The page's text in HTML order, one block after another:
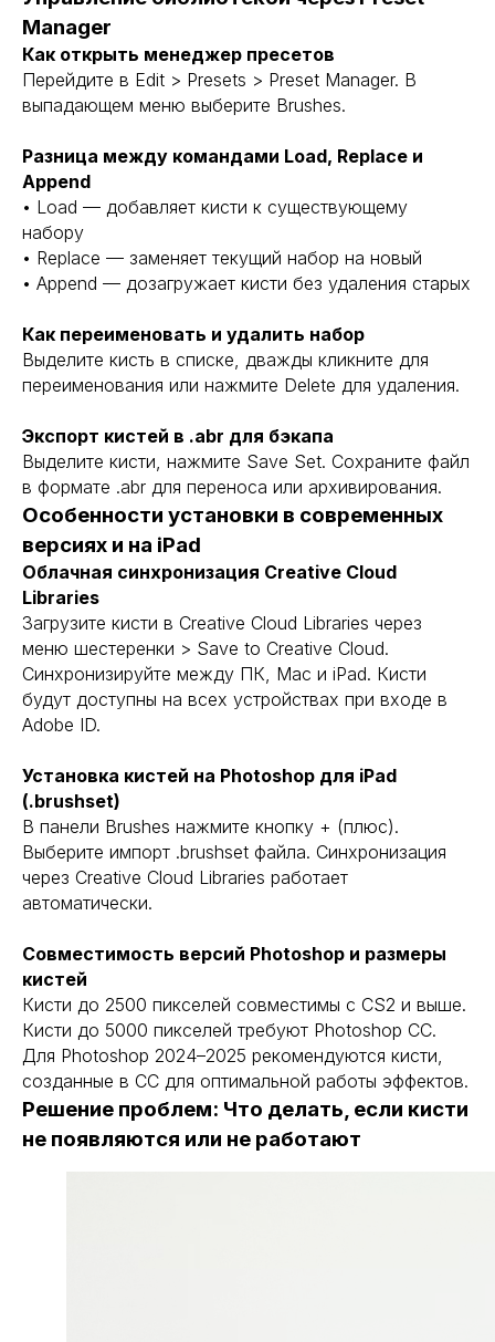
Manager
Как открыть менеджер пресетов
Перейдите в Edit > Presets > Preset Manager. В
выпадающем меню выберите Brushes.
Разница между командами Load, Replace и
Append
• Load — добавляет кисти к существующему
набору
• Replace — заменяет текущий набор на новый
• Append — дозагружает кисти без удаления старых
Как переименовать и удалить набор
Выделите кисть в списке, дважды кликните для
переименования или нажмите Delete для удаления.
Экспорт кистей в .abr для бэкапа
Выделите кисти, нажмите Save Set. Сохраните файл
в формате .abr для переноса или архивирования.
Особенности установки в современных
версиях и на iPad
Облачная синхронизация Creative Cloud
Libraries
Загрузите кисти в Creative Cloud Libraries через
меню шестеренки > Save to Creative Cloud.
Синхронизируйте между ПК, Mac и iPad. Кисти
будут доступны на всех устройствах при входе в
Adobe ID.
Установка кистей на Photoshop для iPad
(.brushset)
В панели Brushes нажмите кнопку + (плюс).
Выберите импорт .brushset файла. Синхронизация
через Creative Cloud Libraries работает
автоматически.
Совместимость версий Photoshop и размеры
кистей
Кисти до 2500 пикселей совместимы с CS2 и выше.
Кисти до 5000 пикселей требуют Photoshop CC.
Для Photoshop 2024–2025 рекомендуются кисти,
созданные в CC для оптимальной работы эффектов.
Решение проблем: Что делать, если кисти
не появляются или не работают